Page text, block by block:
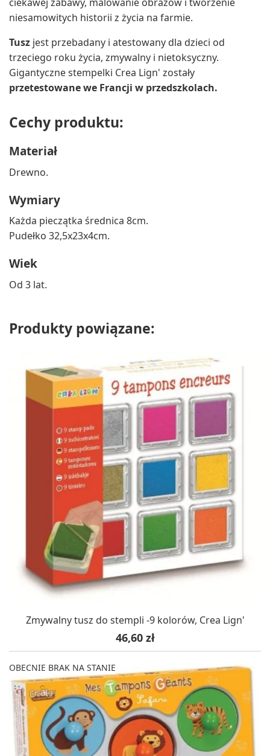
ciekawej zabawy, malowanie obrazów i tworzenie
niesamowitych historii z życia na farmie.
Tusz jest przebadany i atestowany dla dzieci od
trzeciego roku życia, zmywalny i nietoksyczny.
Gigantyczne stempelki Crea Lign' zostały
przetestowane we Francji w przedszkolach.
Cechy produktu:
Materiał
Drewno.
Wymiary
Każda pieczątka średnica 8cm.
Pudełko 32,5x23x4cm.
Wiek
Od 3 lat.
Produkty powiązane:
Zmywalny tusz do stempli -9 kolorów, Crea Lign'
Cena
46,60 zł
OBECNIE BRAK NA STANIE